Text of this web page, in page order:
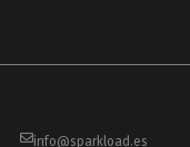
info@sparkload.es